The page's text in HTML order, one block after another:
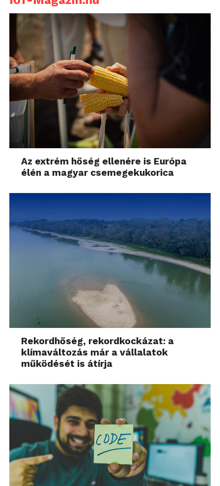
Az extrém hőség ellenére is Európa
élén a magyar csemegekukorica
Rekordhőség, rekordkockázat: a
klímaváltozás már a vállalatok
működését is átírja